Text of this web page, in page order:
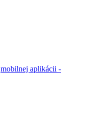
mobilnej aplikácii -